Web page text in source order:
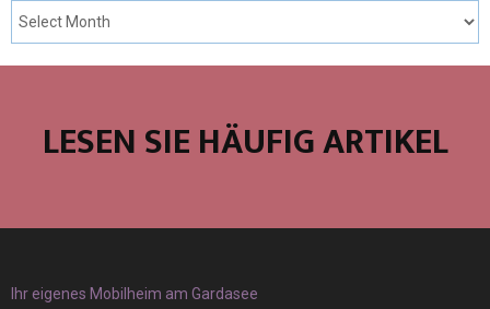
LESEN SIE HÄUFIG ARTIKEL
Ihr eigenes Mobilheim am Gardasee